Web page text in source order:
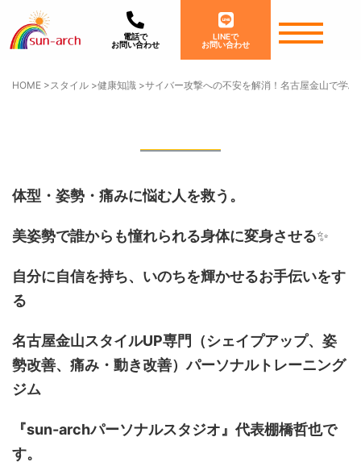
電話で
お問い合わせ
LINEで
お問い合わせ
HOME > スタイル >健康知識 >サイバー攻撃への不安を解消！名古屋金山で学
体型・姿勢・痛みに悩む人を救う。
美姿勢で誰からも憧れられる身体に変身させる✨
自分に自信を持ち、いのちを輝かせるお手伝いをす
る
名古屋金山スタイルUP専門
（シェイプアップ、姿
勢改善、痛み・動き改善）パーソナルトレーニング
ジム
『sun-archパーソナルスタジオ』代表棚橋哲也で
す。